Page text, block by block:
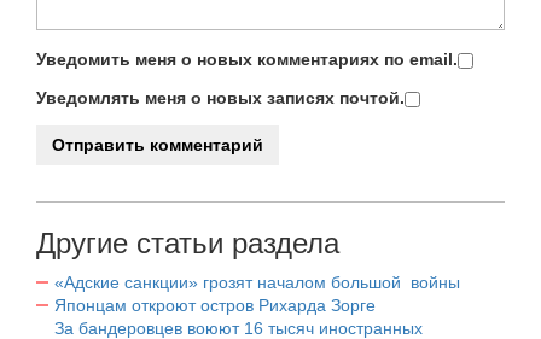
Уведомить меня о новых комментариях по email.
Уведомлять меня о новых записях почтой.
Другие статьи раздела
«Адские санкции» грозят началом большой войны
Японцам откроют остров Рихарда Зорге
За бандеровцев воюют 16 тысяч иностранных